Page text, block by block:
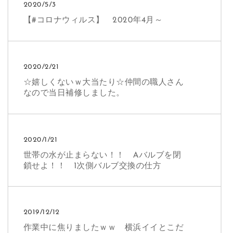
2020/5/3
【#コロナウィルス】 2020年4月～
2020/2/21
☆嬉しくないｗ大当たり☆仲間の職人さん
なので当日補修しました。
2020/1/21
世帯の水が止まらない！！ Aバルブを閉
鎖せよ！！ 1次側バルブ交換の仕方
2019/12/12
作業中に焦りましたｗｗ 横浜イイとこだ